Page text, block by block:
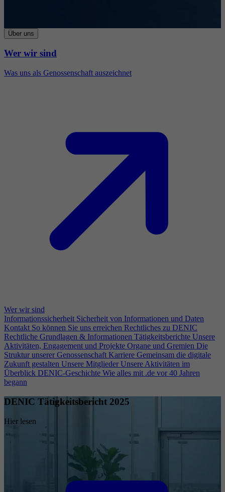
Über uns
Wer wir sind
Was uns als Genossenschaft auszeichnet
Wer wir sind
Informationssicherheit Sicherheit von Informationen und Daten
Kontakt So können Sie uns erreichen Rechtliches zu DENIC
Rechtliche Grundlagen & Informationen Tätigkeitsberichte Unsere
Aktivitäten, Engagement und Projekte Organe und Gremien Die
Struktur unserer Genossenschaft Karriere Gemeinsam die digitale
Zukunft gestalten Unsere Mitglieder Unsere Aktivitäten im
Überblick DENIC-Geschichte Wie alles mit .de vor 40 Jahren
begann
DENIC Tätigkeitsbericht 2025
Hier lesen